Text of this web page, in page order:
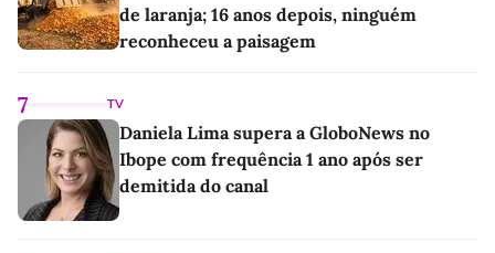
de laranja; 16 anos depois, ninguém
reconheceu a paisagem
7 TV
Daniela Lima supera a GloboNews no
Ibope com frequência 1 ano após ser
demitida do canal